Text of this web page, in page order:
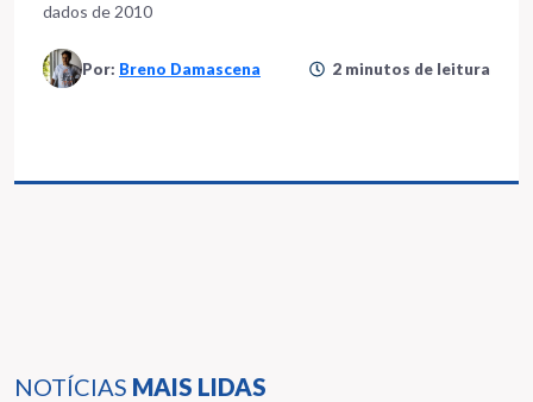
NOTÍCIAS MAIS LIDAS
dados de 2010
Por: Breno Damascena 2 minutos de leitura